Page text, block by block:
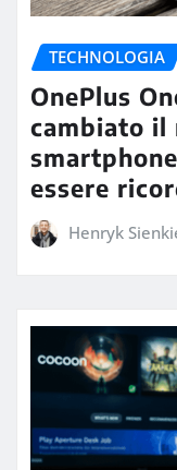
TECHNOLOGIA
OnePlus
cambiato il
essere
Henryk